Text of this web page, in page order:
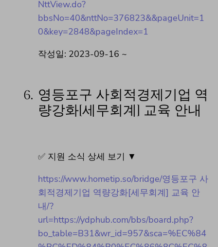
NttView.do?
bbsNo=40&nttNo=376823&&pageUnit=1
0&key=2848&pageIndex=1
작성일: 2023-09-16 ~
6. 영등포구 사회적경제기업 역
량강화[세무회계] 교육 안내
✅ 지원 소식 상세 보기 ▼
https://www.hometip.so/bridge/영등포구 사
회적경제기업 역량강화[세무회계] 교육 안
내/?
url=https://ydphub.com/bbs/board.php?
bo_table=B31&wr_id=957&sca=%EC%84